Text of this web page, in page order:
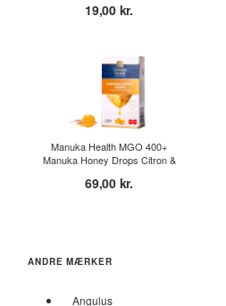
19,00 kr.
Manuka Health MGO 400+
Manuka Honey Drops Citron &
69,00 kr.
ANDRE MÆRKER
Angulus